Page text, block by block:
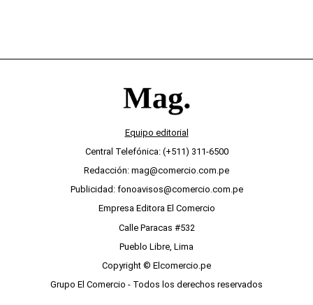
Equipo editorial
Central Telefónica: (+511) 311-6500
Redacción: mag@comercio.com.pe
Publicidad: fonoavisos@comercio.com.pe
Empresa Editora El Comercio
Calle Paracas #532
Pueblo Libre, Lima
Copyright © Elcomercio.pe
Grupo El Comercio - Todos los derechos reservados